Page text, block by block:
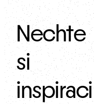
Nechte
si
inspiraci